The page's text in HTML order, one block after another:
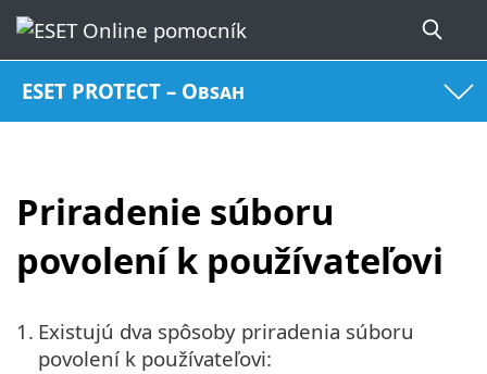
ESET PROTECT – Obsah
Priradenie súboru
povolení k používateľovi
1. Existujú dva spôsoby priradenia súboru
povolení k používateľovi: